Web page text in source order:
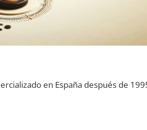
en España después dе